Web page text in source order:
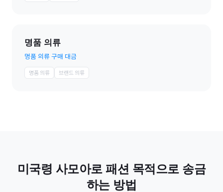
명품 의류
명품 의류 구매 대금
명품 의류 브랜드 의류
미국령 사모아로 패션 목적으로 송금
하는 방법